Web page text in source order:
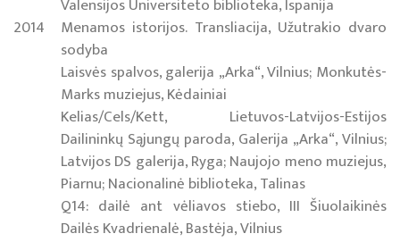
2014
Valensijos Universiteto biblioteka, Ispanija
Menamos istorijos. Transliacija, Užutrakio dvaro
sodyba
Laisvės spalvos, galerija „Arka“, Vilnius; Monkutės-
Marks muziejus, Kėdainiai
Kelias/Cels/Kett, Lietuvos-Latvijos-Estijos
Dailininkų Sąjungų paroda, Galerija „Arka“, Vilnius;
Latvijos DS galerija, Ryga; Naujojo meno muziejus,
Piarnu; Nacionalinė biblioteka, Talinas
Q14: dailė ant vėliavos stiebo, III Šiuolaikinės
Dailės Kvadrienalė, Bastėja, Vilnius